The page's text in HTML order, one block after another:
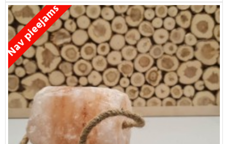
Nav pieejams